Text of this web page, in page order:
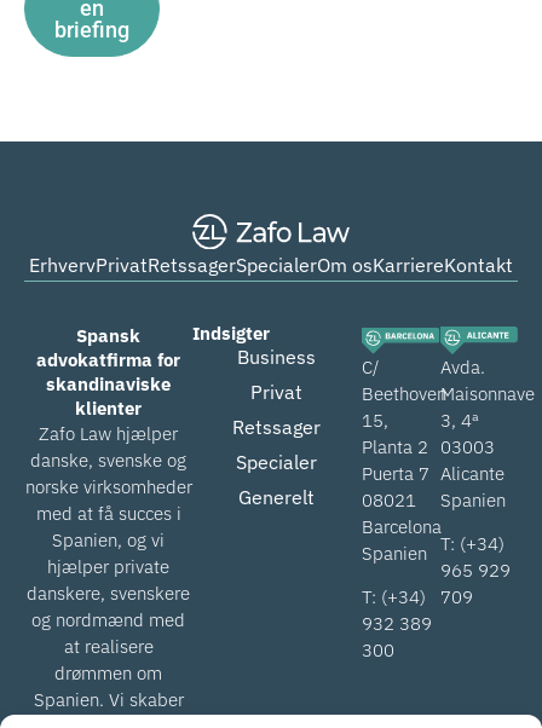
en
briefing
ErhvervPrivatRetssagerSpecialerOm osKarriereKontakt
Spansk
advokatfirma for
skandinaviske
klienter
Zafo Law hjælper
danske, svenske og
norske virksomheder
med at få succes i
Spanien, og vi
hjælper private
danskere, svenskere
og nordmænd med
at realisere
drømmen om
Spanien. Vi skaber
Indsigter
Business
Privat
Retssager
Specialer
Generelt
C/
Beethoven
15,
Planta 2
Puerta 7
08021
Barcelona
Spanien
T: (+34)
932 389
300
Avda.
Maisonnave
3, 4ª
03003
Alicante
Spanien
T: (+34)
965 929
709